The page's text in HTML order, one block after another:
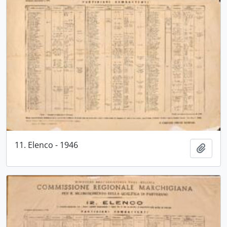
11. Elenco - 1946